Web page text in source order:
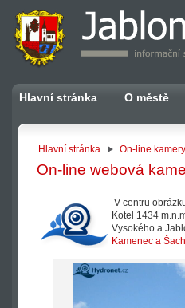
Hlavní stránka O městě
Hlavní stránka On-line kamery
On-line webová
V centru
Kotel 1434
Vysokého a
Kamenec a